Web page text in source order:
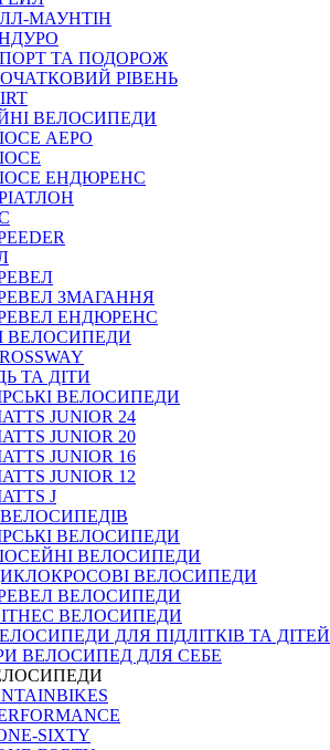
МАУНТIН
ТА ПОДОРОЖ
РIВЕНЬ
ВЕЛОСИПЕДИ
АЕРО
ЕНДЮРЕНС
ЗМАГАННЯ
ЕНДЮРЕНС
ВЕЛОСИПЕДИ
ТА ДІТИ
ВЕЛОСИПЕДИ
JUNIOR 24
JUNIOR 20
JUNIOR 16
JUNIOR 12
J
ВЕЛОСИПЕДИ
ВЕЛОСИПЕДИ
ВЕЛОСИПЕДИ
ВЕЛОСИПЕДИ
ВЕЛОСИПЕДИ
ДЛЯ ПІДЛІТКІВ ТА ДІТЕЙ
ВЕЛОСИПЕД ДЛЯ СЕБЕ
SIXTY